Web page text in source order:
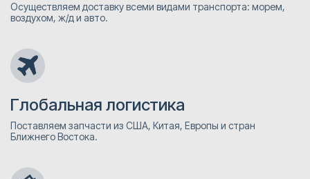
Осуществляем доставку всеми видами транспорта: морем,
воздухом, ж/д и авто.
Глобальная логистика
Поставляем запчасти из США, Китая, Европы и стран
Ближнего Востока.